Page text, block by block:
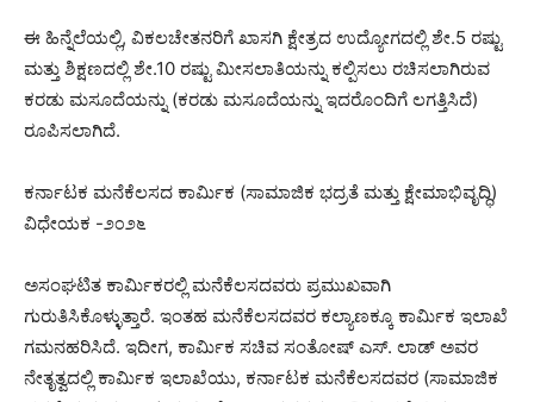
ಈ ಹಿನ್ನೆಲೆಯಲ್ಲಿ, ವಿಕಲಚೇತನರಿಗೆ ಖಾಸಗಿ ಕ್ಷೇತ್ರದ ಉದ್ಯೋಗದಲ್ಲಿ ಶೇ.5 ರಷ್ಟು
ಮತ್ತು ಶಿಕ್ಷಣದಲ್ಲಿ ಶೇ.10 ರಷ್ಟು ಮೀಸಲಾತಿಯನ್ನು ಕಲ್ಪಿಸಲು ರಚಿಸಲಾಗಿರುವ
ಕರಡು ಮಸೂದೆಯನ್ನು (ಕರಡು ಮಸೂದೆಯನ್ನು ಇದರೊಂದಿಗೆ ಲಗತ್ತಿಸಿದೆ)
ರೂಪಿಸಲಾಗಿದೆ.
ಕರ್ನಾಟಕ ಮನೆಕೆಲಸದ ಕಾರ್ಮಿಕ (ಸಾಮಾಜಿಕ ಭದ್ರತೆ ಮತ್ತು ಕ್ಷೇಮಾಭಿವೃದ್ಧಿ)
ವಿಧೇಯಕ -೨೦೨೬
ಅಸಂಘಟಿತ ಕಾರ್ಮಿಕರಲ್ಲಿ ಮನೆಕೆಲಸದವರು ಪ್ರಮುಖವಾಗಿ
ಗುರುತಿಸಿಕೊಳ್ಳುತ್ತಾರೆ. ಇಂತಹ ಮನೆಕೆಲಸದವರ ಕಲ್ಯಾಣಕ್ಕೂ ಕಾರ್ಮಿಕ ಇಲಾಖೆ
ಗಮನಹರಿಸಿದೆ. ಇದೀಗ, ಕಾರ್ಮಿಕ ಸಚಿವ ಸಂತೋಷ್ ಎಸ್. ಲಾಡ್ ಅವರ
ನೇತೃತ್ವದಲ್ಲಿ ಕಾರ್ಮಿಕ ಇಲಾಖೆಯು, ಕರ್ನಾಟಕ ಮನೆಕೆಲಸದವರ (ಸಾಮಾಜಿಕ